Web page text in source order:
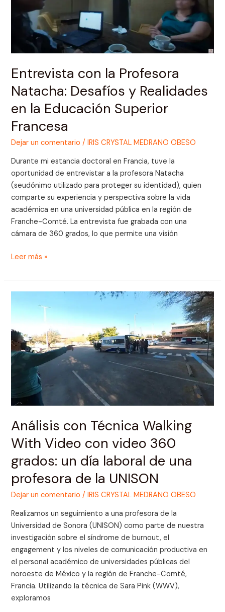
Entrevista con la Profesora
Natacha: Desafíos y Realidades
en la Educación Superior
Francesa
Dejar un comentario /IRIS CRYSTAL MEDRANO OBESO
Durante mi estancia doctoral en Francia, tuve la
oportunidad de entrevistar a la profesora Natacha
(seudónimo utilizado para proteger su identidad), quien
comparte su experiencia y perspectiva sobre la vida
académica en una universidad pública en la región de
Franche-Comté. La entrevista fue grabada con una
cámara de 360 grados, lo que permite una visión
Desafíos
Realidades
en
la
Educación
Superior
Francesa
Leer más »
Análisis con Técnica Walking
With Video con video 360
grados: un día laboral de una
profesora de la UNISON
Dejar un comentario /IRIS CRYSTAL MEDRANO OBESO
Realizamos un seguimiento a una profesora de la
Universidad de Sonora (UNISON) como parte de nuestra
investigación sobre el síndrome de burnout, el
engagement y los niveles de comunicación productiva en
el personal académico de universidades públicas del
noroeste de México y la región de Franche-Comté,
Francia. Utilizando la técnica de Sara Pink (WWV),
exploramos
Técnica
Walking
With
Video
360
grados:
día
laboral
una
profesora
de
UNISON